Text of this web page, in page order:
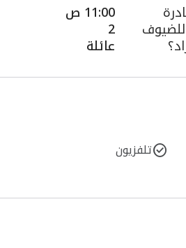
11:00 ص
2
عائلة
تلفزيون